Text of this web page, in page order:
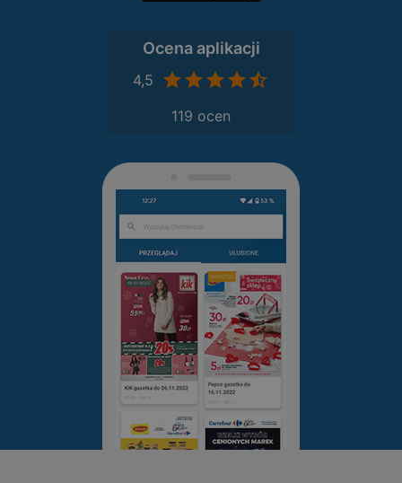
Ocena aplikacji
4,5
119 ocen